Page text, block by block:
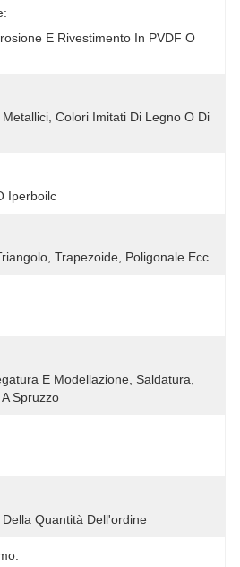
E Rivestimento In PVDF O
Colori Imitati Di Legno O Di
Iperboilc
Trapezoide, Poligonale Ecc.
E Modellazione, Saldatura,
Spruzzo
Quantità Dell'ordine